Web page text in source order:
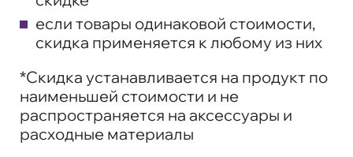
если товары одинаковой стоимости,
скидка применяется к любому из них
*Скидка устанавливается на продукт по
наименьшей стоимости и не
распространяется на аксессуары и
расходные материалы